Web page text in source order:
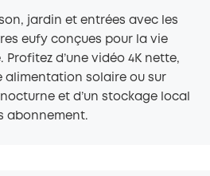
jardin et entrées avec les
eufy conçues pour la vie
Profitez d’une vidéo 4K nette,
alimentation solaire ou sur
et d’un stockage local
abonnement.